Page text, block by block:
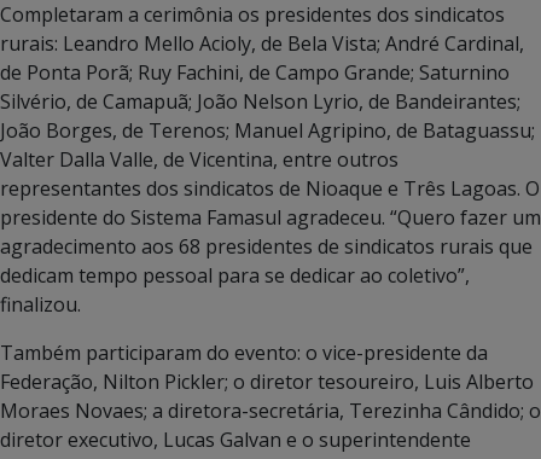
Completaram a cerimônia os presidentes dos sindicatos
rurais: Leandro Mello Acioly, de Bela Vista; André Cardinal,
de Ponta Porã; Ruy Fachini, de Campo Grande; Saturnino
Silvério, de Camapuã; João Nelson Lyrio, de Bandeirantes;
João Borges, de Terenos; Manuel Agripino, de Bataguassu;
Valter Dalla Valle, de Vicentina, entre outros
representantes dos sindicatos de Nioaque e Três Lagoas. O
presidente do Sistema Famasul agradeceu. “Quero fazer um
agradecimento aos 68 presidentes de sindicatos rurais que
dedicam tempo pessoal para se dedicar ao coletivo”,
finalizou.
Também participaram do evento: o vice-presidente da
Federação, Nilton Pickler; o diretor tesoureiro, Luis Alberto
Moraes Novaes; a diretora-secretária, Terezinha Cândido; o
diretor executivo, Lucas Galvan e o superintendente